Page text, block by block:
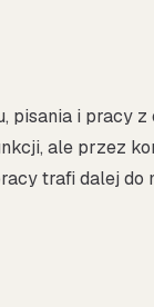
pisania i pracy
ale przez
trafi dalej do